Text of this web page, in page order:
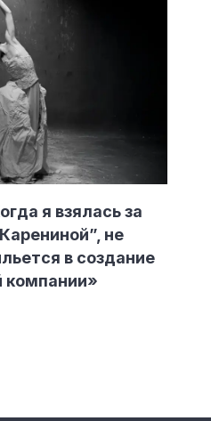
я взялась за
не
в создание
компании»